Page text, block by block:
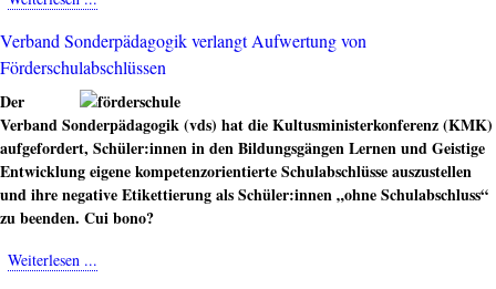
gegen
Aussonderung
fordert
Enquete-
Kommission
Verband Sonderpädagogik verlangt Aufwertung von
Förderschulabschlüssen
Der
Verband Sonderpädagogik (vds) hat die Kultusministerkonferenz (KMK)
aufgefordert, Schüler:innen in den Bildungsgängen Lernen und Geistige
Entwicklung eigene kompetenzorientierte Schulabschlüsse auszustellen
und ihre negative Etikettierung als Schüler:innen „ohne Schulabschluss“
zu beenden. Cui bono?
Weiterlesen ...